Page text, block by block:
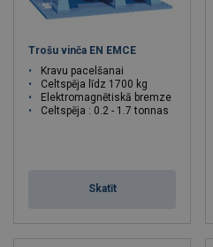
Trošu vinča EN EMCE
Kravu pacelšanai
Celtspēja līdz 1700 kg
Elektromagnētiskā bremze
Celtspēja : 0.2 - 1.7 tonnas
Skatīt